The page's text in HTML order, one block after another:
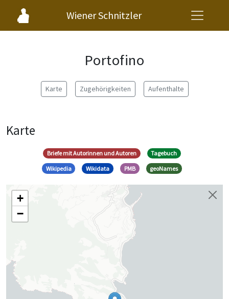
Wiener Schnitzler
Portofino
Karte Zugehörigkeiten Aufenthalte
Karte
Briefe mit Autorinnen und Autoren
Tagebuch
Wikipedia
Wikidata PMB geoNames
+
−